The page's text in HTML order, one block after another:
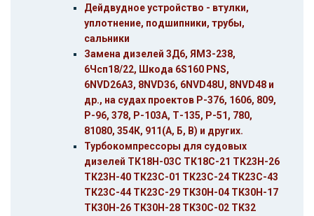
Дейдвудное устройство - втулки,
уплотнение, подшипники, трубы,
сальники
Замена дизелей 3Д6, ЯМЗ-238,
6Чсп18/22, Шкода 6S160 PNS,
6NVD26A3, 8NVD36, 6NVD48U, 8NVD48 и
др., на судах проектов Р-376, 1606, 809,
Р-96, 378, Р-103А, Т-135, Р-51, 780,
81080, 354К, 911(А, Б, В) и других.
Турбокомпрессоры для судовых
дизелей ТК18H-03C ТК18C-21 ТК23Н-26
ТК23Н-40 ТК23C-01 ТК23С-24 ТК23С-43
ТК23С-44 ТК23С-29 ТК30Н-04 ТК30Н-17
ТК30H-26 ТК30Н-28 ТК30C-02 ТК32